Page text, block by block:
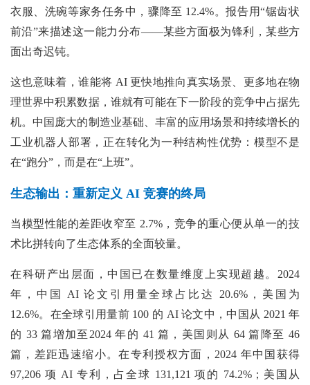
衣服、洗碗等家务任务中，骤降至 12.4%。报告用“锯齿状
前沿”来描述这一能力分布——某些方面极为锋利，某些方
面出奇迟钝。
这也意味着，谁能将 AI 更快地推向真实场景、更多地在物
理世界中积累数据，谁就有可能在下一阶段的竞争中占据先
机。中国庞大的制造业基础、丰富的应用场景和持续增长的
工业机器人部署，正在转化为一种结构性优势：模型不是
在“跑分”，而是在“上班”。
生态输出：重新定义 AI 竞赛的终局
当模型性能的差距收窄至 2.7%，竞争的重心便从单一的技
术比拼转向了生态体系的全面较量。
在科研产出层面，中国已在数量维度上实现超越。2024
年，中国 AI 论文引用量全球占比达 20.6%，美国为
12.6%。在全球引用量前 100 的 AI 论文中，中国从 2021 年
的 33 篇增加至2024 年的 41 篇，美国则从 64 篇降至 46
篇，差距迅速缩小。在专利授权方面，2024 年中国获得
97,206 项 AI 专利，占全球 131,121 项的 74.2%；美国从